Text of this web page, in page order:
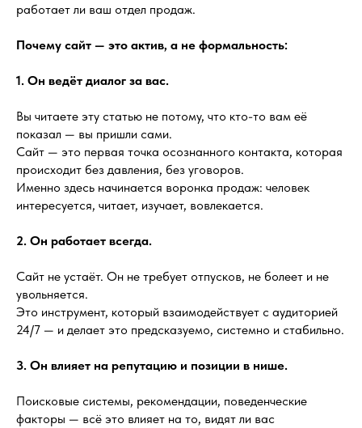
работает ли ваш отдел продаж.
Почему сайт — это актив, а не формальность:
1. Он ведёт диалог за вас.
Вы читаете эту статью не потому, что кто-то вам её
показал — вы пришли сами.
Сайт — это первая точка осознанного контакта, которая
происходит без давления, без уговоров.
Именно здесь начинается воронка продаж: человек
интересуется, читает, изучает, вовлекается.
2. Он работает всегда.
Сайт не устаёт. Он не требует отпусков, не болеет и не
увольняется.
Это инструмент, который взаимодействует с аудиторией
24/7 — и делает это предсказуемо, системно и стабильно.
3. Он влияет на репутацию и позиции в нише.
Поисковые системы, рекомендации, поведенческие
факторы — всё это влияет на то, видят ли вас